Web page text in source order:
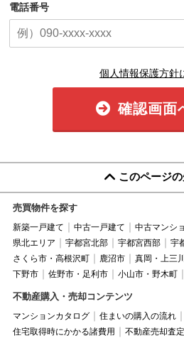
電話番号
個人情報保護方針
確認画面
このページ
売買物件を探す
新築一戸建て 中古一戸建て 中古マンシ
県北エリア
宇都宮北部 宇都宮西部 宇
さくら市・高根沢町
鹿沼市 真岡・上三
下野市
佐野市・足利市 小山市・野木町
不動産購入・売却コンテンツ
マンションカタログ 住まいの購入の流れ
住宅取得時にかかる諸費用
不動産売却査定